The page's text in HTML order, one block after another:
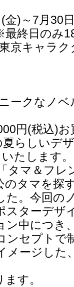
金)～7月30
最終日のみ
京キャラ
ークなノ
円(税込)
夏らしいデ
たします。
タマ＆フレ
のタマを探
た。今回の
スターデザ
ン中につき
ンセプトで
メージした
す。